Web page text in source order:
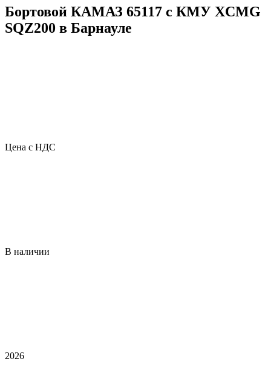
Бортовой КАМАЗ 65117 с КМУ XCMG
SQZ200 в Барнауле
Цена с НДС
В наличии
2026